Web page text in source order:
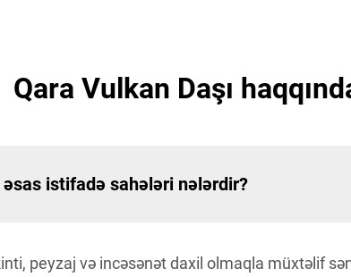
Qara Vulkan Daşı
əsas istifadə sahələri nələrdir?
peyzaj və incəsənət daxil olmaqla müxtəlif